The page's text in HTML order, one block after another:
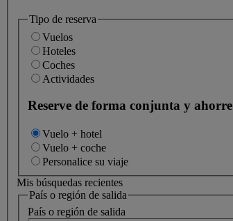
Tipo de reserva
Vuelos
Hoteles
Coches
Actividades
Reserve de forma conjunta y ahorre
Vuelo + hotel
Vuelo + coche
Personalice su viaje
Mis búsquedas recientes
País o región de salida
País o región de salida